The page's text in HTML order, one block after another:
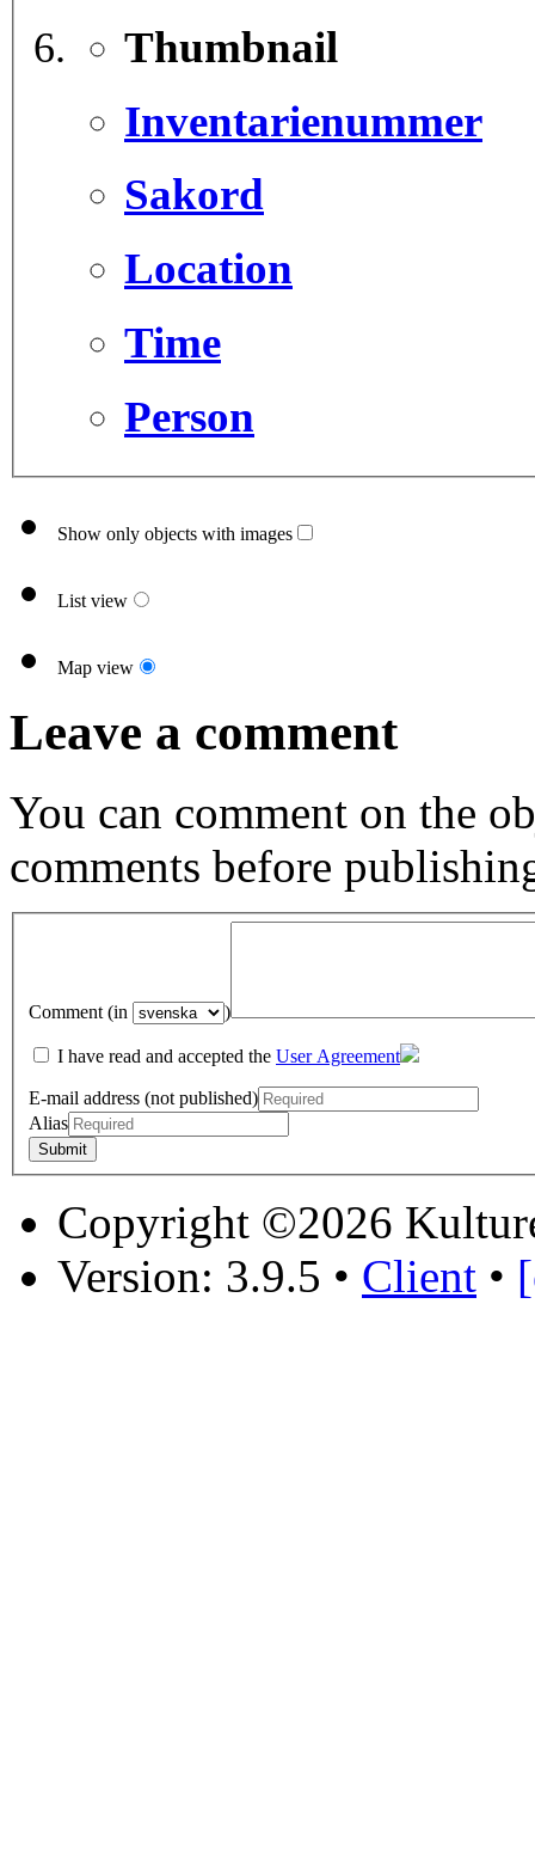
Thumbnail
Inventarienummer
Sakord
Location
Time
Person
Show only objects with images
List view
Map view
Leave a comment
You can comment on the
comments before
Comment (in )
I have read and accepted the User Agreement
E-mail address (not published)
Alias
Copyright ©2026
Version: 3.9.5 • Client •